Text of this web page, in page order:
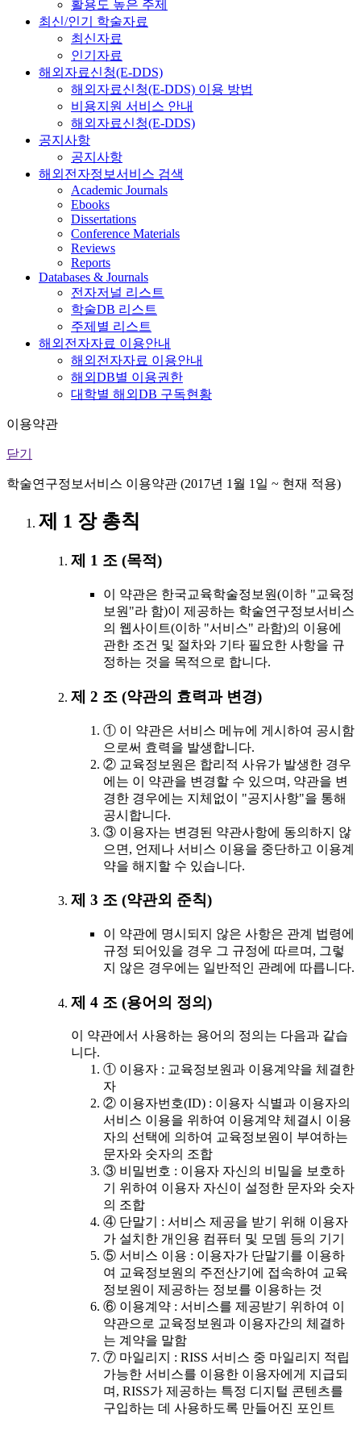
활용도 높은 주제
최신/인기 학술자료
최신자료
인기자료
해외자료신청(E-DDS)
해외자료신청(E-DDS) 이용 방법
비용지원 서비스 안내
해외자료신청(E-DDS)
공지사항
공지사항
해외전자정보서비스 검색
Academic Journals
Ebooks
Dissertations
Conference Materials
Reviews
Reports
Databases & Journals
전자저널 리스트
학술DB 리스트
주제별 리스트
해외전자자료 이용안내
해외전자자료 이용안내
해외DB별 이용권한
대학별 해외DB 구독현황
이용약관
닫기
학술연구정보서비스 이용약관 (2017년 1월 1일 ~ 현재 적용)
제 1 장 총칙
제 1 조 (목적)
이 약관은 한국교육학술정보원(이하 "교육정
보원"라 함)이 제공하는 학술연구정보서비스
의 웹사이트(이하 "서비스" 라함)의 이용에
관한 조건 및 절차와 기타 필요한 사항을 규
정하는 것을 목적으로 합니다.
제 2 조 (약관의 효력과 변경)
① 이 약관은 서비스 메뉴에 게시하여 공시함
으로써 효력을 발생합니다.
② 교육정보원은 합리적 사유가 발생한 경우
에는 이 약관을 변경할 수 있으며, 약관을 변
경한 경우에는 지체없이 "공지사항"을 통해
공시합니다.
③ 이용자는 변경된 약관사항에 동의하지 않
으면, 언제나 서비스 이용을 중단하고 이용계
약을 해지할 수 있습니다.
제 3 조 (약관외 준칙)
이 약관에 명시되지 않은 사항은 관계 법령에
규정 되어있을 경우 그 규정에 따르며, 그렇
지 않은 경우에는 일반적인 관례에 따릅니다.
제 4 조 (용어의 정의)
이 약관에서 사용하는 용어의 정의는 다음과 같습
니다.
① 이용자 : 교육정보원과 이용계약을 체결한
자
② 이용자번호(ID) : 이용자 식별과 이용자의
서비스 이용을 위하여 이용계약 체결시 이용
자의 선택에 의하여 교육정보원이 부여하는
문자와 숫자의 조합
③ 비밀번호 : 이용자 자신의 비밀을 보호하
기 위하여 이용자 자신이 설정한 문자와 숫자
의 조합
④ 단말기 : 서비스 제공을 받기 위해 이용자
가 설치한 개인용 컴퓨터 및 모뎀 등의 기기
⑤ 서비스 이용 : 이용자가 단말기를 이용하
여 교육정보원의 주전산기에 접속하여 교육
정보원이 제공하는 정보를 이용하는 것
⑥ 이용계약 : 서비스를 제공받기 위하여 이
약관으로 교육정보원과 이용자간의 체결하
는 계약을 말함
⑦ 마일리지 : RISS 서비스 중 마일리지 적립
가능한 서비스를 이용한 이용자에게 지급되
며, RISS가 제공하는 특정 디지털 콘텐츠를
구입하는 데 사용하도록 만들어진 포인트